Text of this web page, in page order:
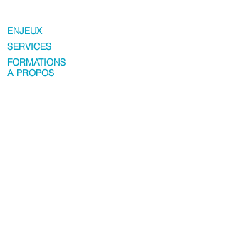
ENJEUX
SERVICES
FORMATIONS
A PROPOS